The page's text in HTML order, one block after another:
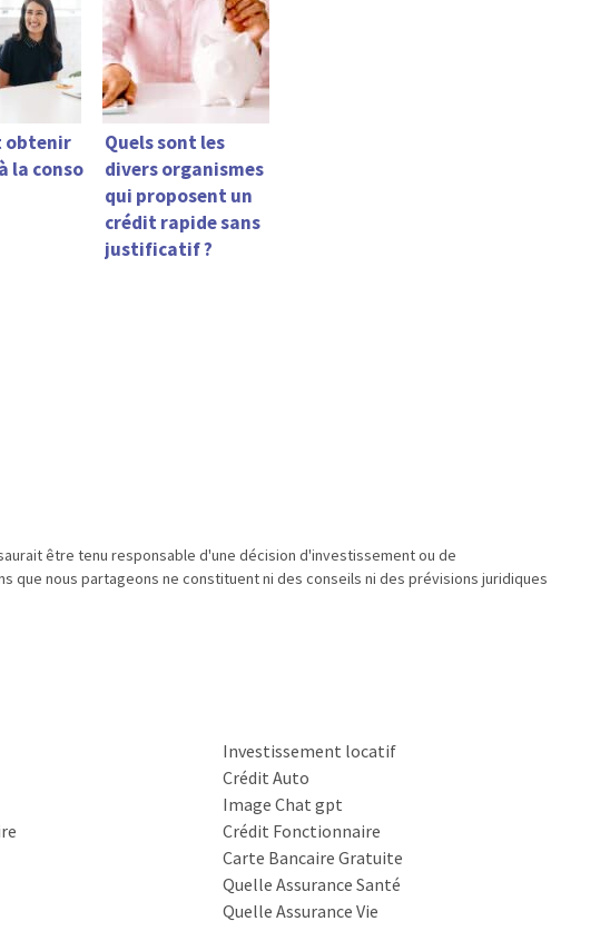
obtenir
la conso
Quels sont les
divers organismes
qui proposent un
crédit rapide sans
justificatif ?
être tenu responsable d'une décision d'investissement ou de
que nous partageons ne constituent ni des conseils ni des prévisions juridiques
Investissement locatif
Crédit Auto
Image Chat gpt
Crédit Fonctionnaire
Carte Bancaire Gratuite
Quelle Assurance Santé
Quelle Assurance Vie